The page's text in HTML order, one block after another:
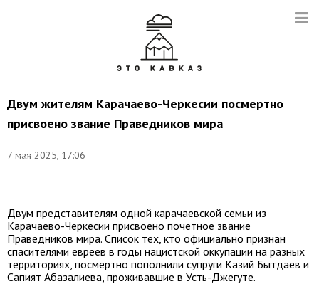
Двум жителям Карачаево-Черкесии посмертно
присвоено звание Праведников мира
7 мая 2025, 17:06
Фото:
Двум представителям одной карачаевской семьи из
Карачаево-Черкесии присвоено почетное звание
Праведников мира. Список тех, кто официально признан
спасителями евреев в годы нацистской оккупации на разных
территориях, посмертно пополнили супруги Казий Бытдаев и
Сапият Абазалиева, проживавшие в Усть-Джегуте.